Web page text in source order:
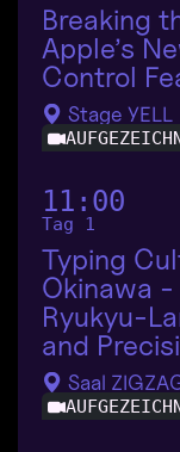
Breaking
Apple’s
Control
Stage YELL
11:00
Tag 1
Typing
Okinawa -
Ryukyu-
and
Saal